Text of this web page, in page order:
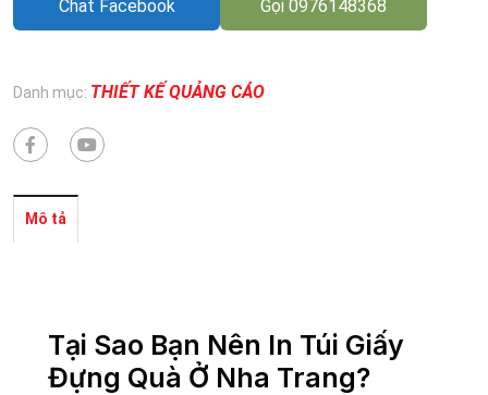
Chat Facebook Gọi 0976148368
Danh mục: THIẾT KẾ QUẢNG CÁO
Mô tả
Tại Sao Bạn Nên In Túi Giấy
Đựng Quà Ở Nha Trang?